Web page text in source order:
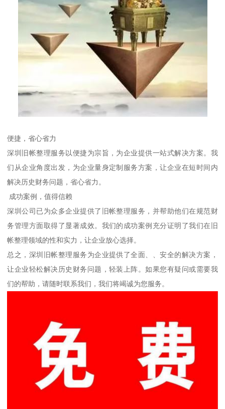
便捷，省心省力
深圳旧帐整理服务以便捷为宗旨，为企业提供一站式解决方案。我
们从企业角度出发，为企业量身定制服务方案，让企业在短时间内
解决历史财务问题，省心省力。
成功案例，值得信赖
深圳公司已为众多企业提供了旧帐整理服务，并帮助他们在规范财
务管理方面取得了显著成效。我们的成功案例充分证明了我们在旧
帐整理领域的性和实力，让企业放心选择。
总之，深圳旧帐整理服务为企业提供了全面、、安全的解决方案，
让企业轻松解决历史财务问题，轻装上阵。如果您有疑问或需要我
们的帮助，请随时联系我们，我们将竭诚为您服务。